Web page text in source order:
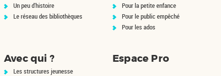
Un peu d'histoire
Le réseau des bibliothèques
Pour la petite enfance
Pour le public empêché
Pour les ados
Avec qui ?
Les structures jeunesse
Espace Pro